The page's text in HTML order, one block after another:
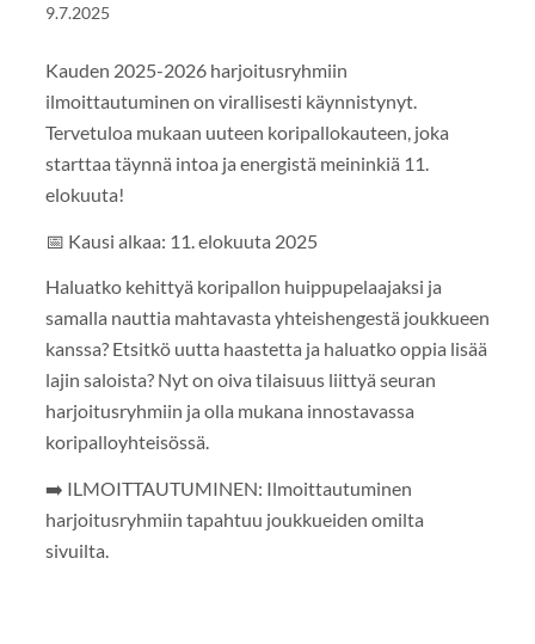
9.7.2025
Kauden 2025-2026 harjoitusryhmiin
ilmoittautuminen on virallisesti käynnistynyt.
Tervetuloa mukaan uuteen koripallokauteen, joka
starttaa täynnä intoa ja energistä meininkiä 11.
elokuuta!
📅 Kausi alkaa: 11. elokuuta 2025
Haluatko kehittyä koripallon huippupelaajaksi ja
samalla nauttia mahtavasta yhteishengestä joukkueen
kanssa? Etsitkö uutta haastetta ja haluatko oppia lisää
lajin saloista? Nyt on oiva tilaisuus liittyä seuran
harjoitusryhmiin ja olla mukana innostavassa
koripalloyhteisössä.
➡️ ILMOITTAUTUMINEN: Ilmoittautuminen
harjoitusryhmiin tapahtuu joukkueiden omilta
sivuilta.